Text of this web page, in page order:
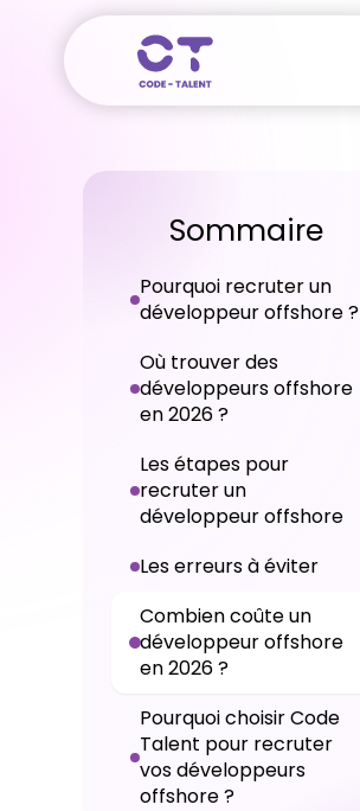
Sommaire
Pourquoi recruter un
développeur offshore ?
Où trouver des
développeurs offshore
en 2026 ?
Les étapes pour
recruter un
développeur offshore
Les erreurs à éviter
Combien coûte un
développeur offshore
en 2026 ?
Pourquoi choisir Code
Talent pour recruter
vos développeurs
offshore ?